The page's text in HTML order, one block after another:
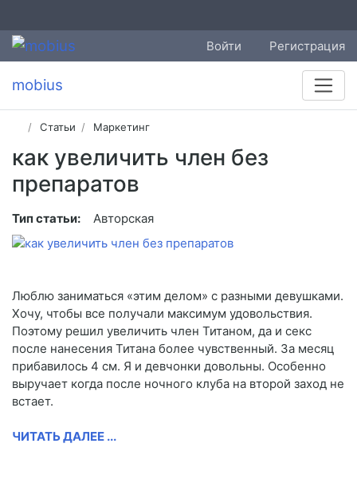
Войти Регистрация
mobius
Статьи Маркетинг
как увеличить член без
препаратов
Тип статьи: Авторская
Люблю заниматься «этим делом» с разными девушками.
Хочу, чтобы все получали максимум удовольствия.
Поэтому решил увеличить член Титаном, да и секс
после нанесения Титана более чувственный. За месяц
прибавилось 4 см. Я и девчонки довольны. Особенно
выручает когда после ночного клуба на второй заход не
встает.
ЧИТАТЬ ДАЛЕЕ ...